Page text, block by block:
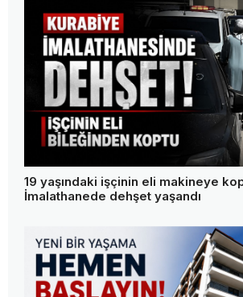
19 yaşındaki işçinin eli makineye
İmalathanede dehşet yaşandı